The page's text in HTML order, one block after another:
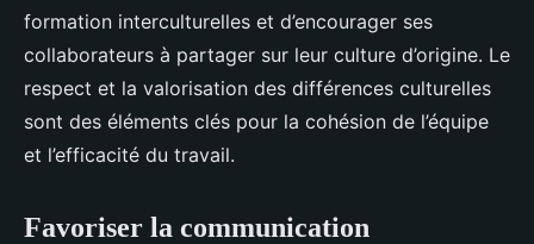
formation interculturelles et d’encourager ses
collaborateurs à partager sur leur culture d’origine. Le
respect et la valorisation des différences culturelles
sont des éléments clés pour la cohésion de l’équipe
et l’efficacité du travail.
Favoriser la communication